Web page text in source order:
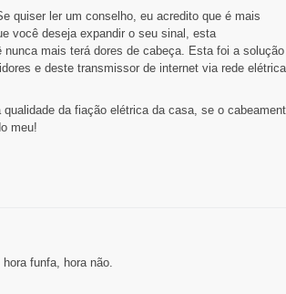
quiser ler um conselho, eu acredito que é mais
você deseja expandir o seu sinal, esta
mais terá dores de cabeça. Esta foi a solução
e deste transmissor de internet via rede elétrica
da fiação elétrica da casa, se o
meu!
funfa, hora não.